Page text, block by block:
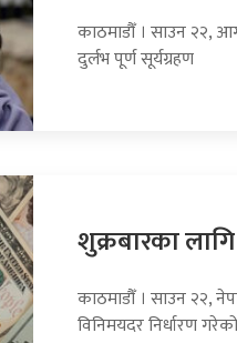
काठमाडौँ । साउन २२,
दुर्लभ पूर्ण सूर्यग्रहण
शुक्रबारका
काठमाडौँ । साउन २२,
विनिमयदर निर्धारण